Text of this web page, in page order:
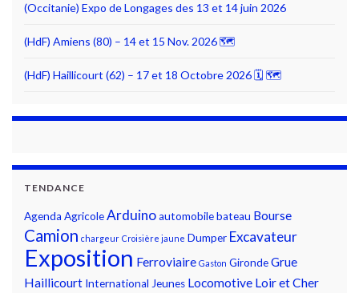
(Occitanie) Expo de Longages des 13 et 14 juin 2026
(HdF) Amiens (80) – 14 et 15 Nov. 2026 🗺
(HdF) Haillicourt (62) – 17 et 18 Octobre 2026 🗓 🗺
TENDANCE
Agenda AgricoleArduinoautomobilebateau Bourse
Camion chargeur Croisière jaune Dumper Excavateur
Exposition Ferroviaire Gaston GirondeGrue
Haillicourt International Jeunes Locomotive Loir et Cher